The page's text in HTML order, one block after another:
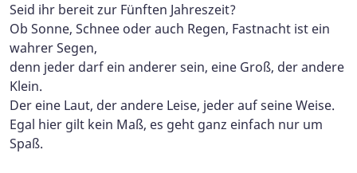
Seid ihr bereit zur Fünften Jahreszeit?
Ob Sonne, Schnee oder auch Regen, Fastnacht ist ein
wahrer Segen,
denn jeder darf ein anderer sein, eine Groß, der andere
Klein.
Der eine Laut, der andere Leise, jeder auf seine Weise.
Egal hier gilt kein Maß, es geht ganz einfach nur um
Spaß.